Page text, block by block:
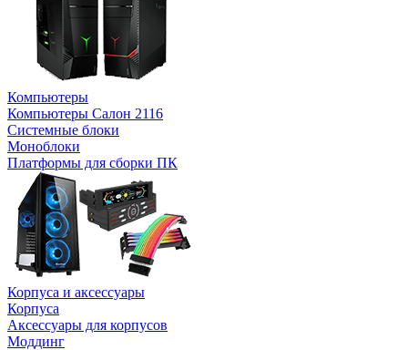
Компьютеры
Компьютеры Салон 2116
Системные блоки
Моноблоки
Платформы для сборки ПК
Корпуса и аксессуары
Корпуса
Аксессуары для корпусов
Моддинг